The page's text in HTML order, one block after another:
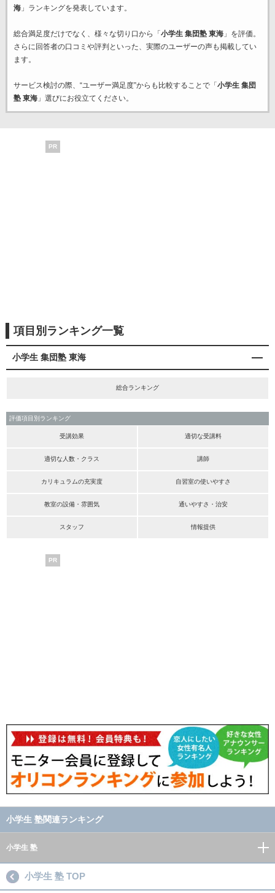
海」ランキングを発表しています。
総合満足度だけでなく、様々な切り口から「 小学生 集団塾 東海」を評価。
さらに回答者の口コミや評判といった、実際のユーザーの声も掲載してい
ます。
サービス検討の際、“ユーザー満足度”からも比較することで「 小学生 集団
塾 東海」選びにお役立てください。
PR
項目別ランキング一覧
小学生 集団塾 東海
総合ランキング
評価項目別ランキング
受講効果 適切な受講料
適切な人数・クラス 講師
カリキュラムの充実度 自習室の使いやすさ
教室の設備・雰囲気 通いやすさ・治安
スタッフ 情報提供
PR
小学生 塾関連ランキング
小学生 塾
小学生 塾 TOP